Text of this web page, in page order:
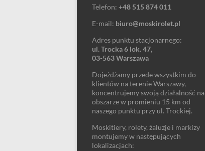
Telefon: +48 515 874 011
E-mail: biuro@moskirolet.pl
Adres punktu stacjonarnego:
ul. Trocka 6 lok. 47,
03-563 Warszawa
Dojeżdżamy przede wszystkim do
klientów na terenie Warszawy,
koncentrujemy swoją działalność na
obszarze w promieniu 15 km od
naszego punktu przy ul. Trockiej.
Moskitiery, rolety, żaluzje i markizy
montujemy w następujących
lokalizacjach: